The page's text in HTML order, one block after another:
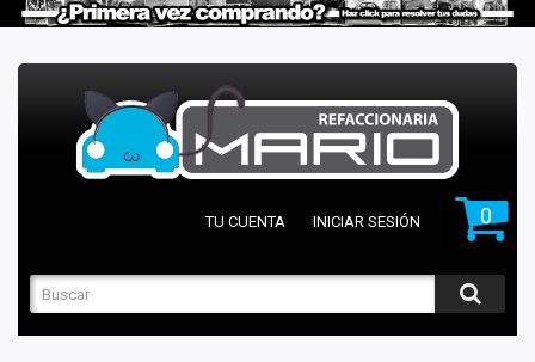
0
TU CUENTA INICIAR SESIÓN